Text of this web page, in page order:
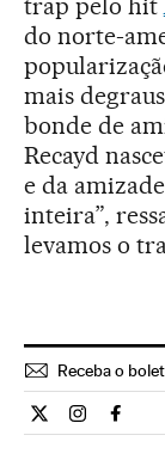
trap pelo hit
do norte-
mais
bonde de
Recayd
e da
inteira”,
levamos o
Receba o
Cultura El País
Cultura El